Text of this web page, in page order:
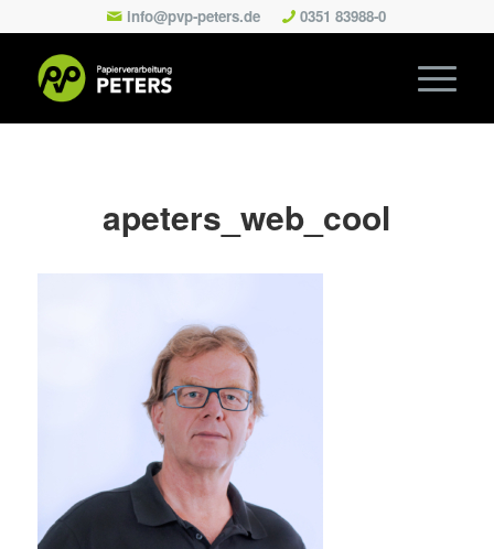
info@pvp-peters.de 0351 83988-0
apeters_web_cool